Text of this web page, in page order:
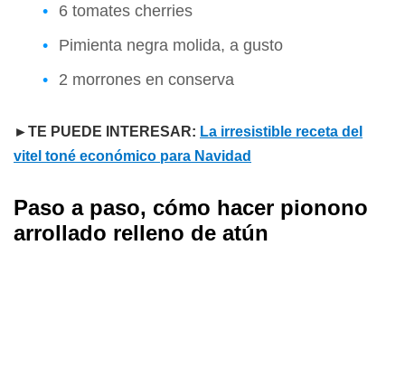
6 tomates cherries
Pimienta negra molida, a gusto
2 morrones en conserva
►TE PUEDE INTERESAR: La irresistible receta del
vitel toné económico para Navidad
Paso a paso, cómo hacer pionono
arrollado relleno de atún